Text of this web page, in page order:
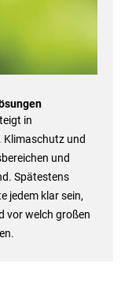
in
Klimaschutz und
und
Spätestens
jedem klar sein,
vor welch großen